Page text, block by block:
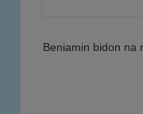
Beniamin bidon na